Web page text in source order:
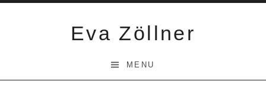
Eva Zöllner
MENU